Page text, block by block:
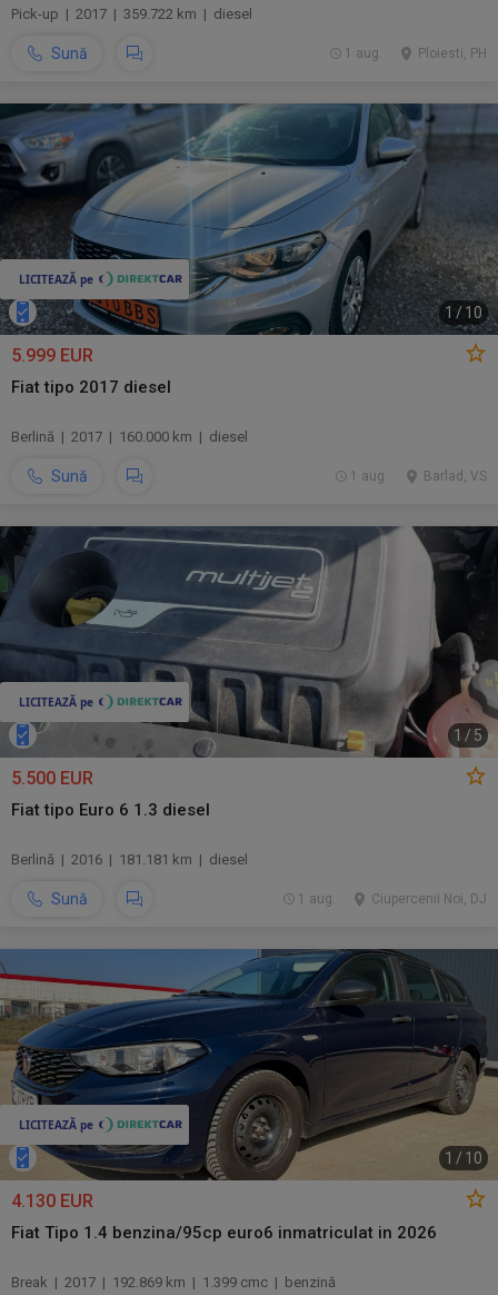
Pick-up | 2017 | 359.722 km | diesel
Sună Ploiesti, PH
1 aug.
1 / 10
5.999 EUR
Fiat tipo 2017 diesel
Berlină | 2017 | 160.000 km | diesel
Sună Barlad, VS
1 aug.
1 / 5
5.500 EUR
Fiat tipo Euro 6 1.3 diesel
Berlină | 2016 | 181.181 km | diesel
Sună Ciupercenii Noi, DJ
1 aug.
1 / 10
4.130 EUR
Fiat Tipo 1.4 benzina/95cp euro6 inmatriculat in 2026
Break | 2017 | 192.869 km | 1.399 cmc | benzină